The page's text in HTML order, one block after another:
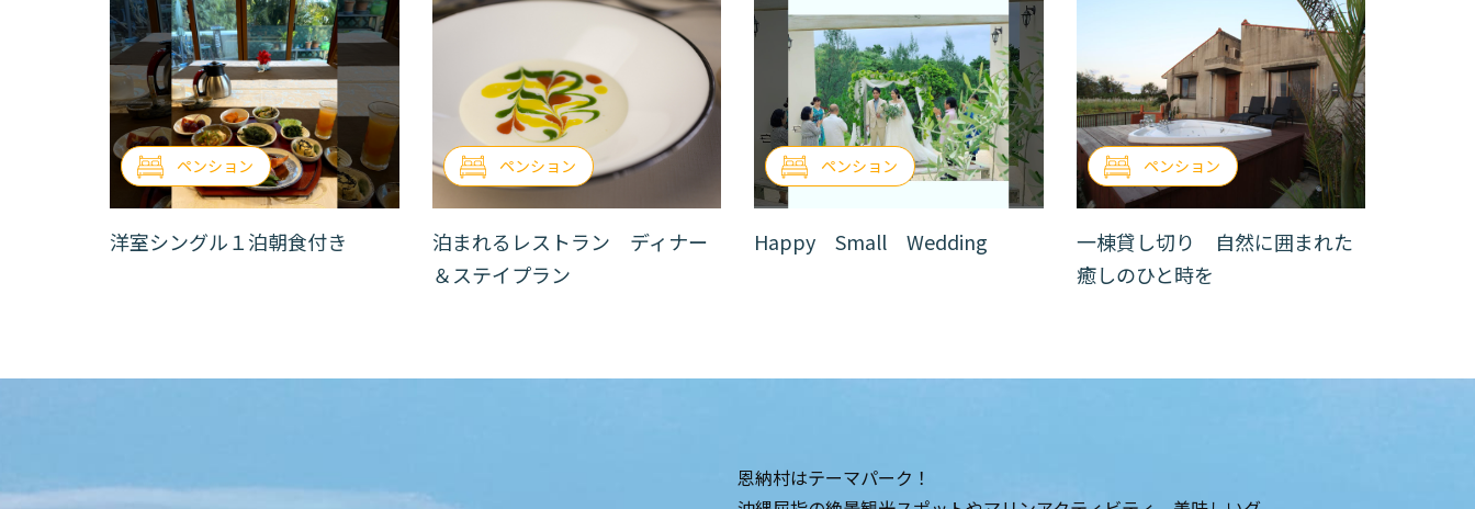
ペンション
洋室シングル１泊朝食付き
ペンション
泊まれるレストラン ディナー
＆ステイプラン
ペンション
Happy Small Wedding
ペンション
一棟貸し切り 自然に囲まれた
癒しのひと時を
恩納村はテーマパーク！